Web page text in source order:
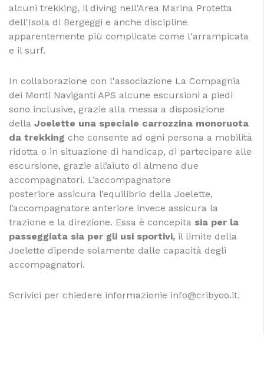
alcuni trekking, il diving nell'Area Marina Protetta
dell'Isola di Bergeggi e anche discipline
apparentemente più complicate come l'arrampicata
e il surf.
In collaborazione con l'associazione La Compagnia
dei Monti Naviganti APS alcune escursioni a piedi
sono inclusive, grazie alla messa a disposizione
della Joelette una speciale carrozzina monoruota
da trekking che consente ad ogni persona a mobilità
ridotta o in situazione di handicap, di partecipare alle
escursione, grazie all’aiuto di almeno due
accompagnatori. L’accompagnatore
posteriore assicura l’equilibrio della Joelette,
l’accompagnatore anteriore invece assicura la
trazione e la direzione. Essa è concepita sia per la
passeggiata sia per gli usi sportivi, il limite della
Joelette dipende solamente dalle capacità degli
accompagnatori.
Scrivici per chiedere informazionie info@cribyoo.it.